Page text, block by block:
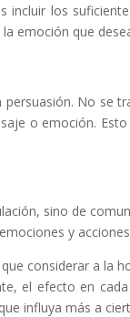
incluir los
emoción que
No se
o emoción.
sino de
y
considerar a la
el efecto en
influya más a